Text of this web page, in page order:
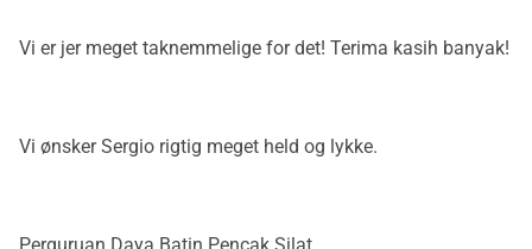
Vi er jer meget taknemmelige for det! Terima kasih banyak!
Vi ønsker Sergio rigtig meget held og lykke.